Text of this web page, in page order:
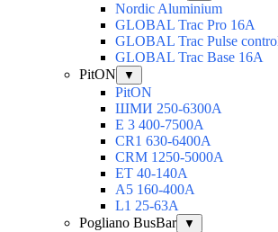
Nordic Aluminium
GLOBAL Trac Pro 16А
GLOBAL Trac Pulse
GLOBAL Trac Base 16А
PitON
▼
PitON
ШМИ 250-6300А
Е 3 400-7500А
CR1 630-6400А
CRM 1250-5000А
ЕТ 40-140А
А5 160-400А
L1 25-63А
Pogliano BusBar
▼